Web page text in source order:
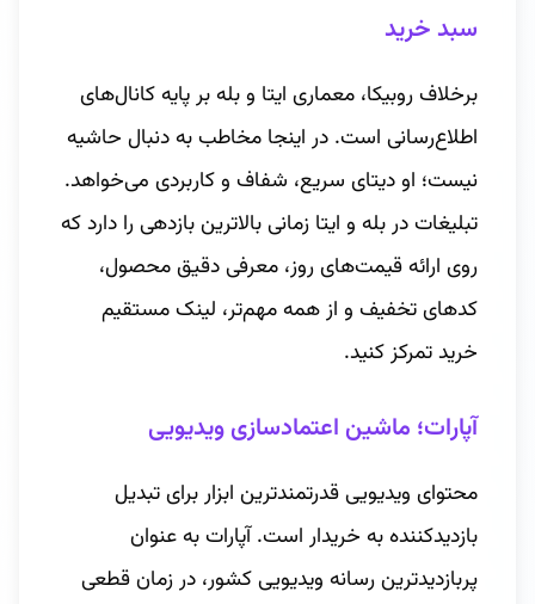
سبد خرید
برخلاف روبیکا، معماری ایتا و بله بر پایه کانال‌های
اطلاع‌رسانی است. در اینجا مخاطب به دنبال حاشیه
نیست؛ او دیتای سریع، شفاف و کاربردی می‌خواهد.
تبلیغات در بله و ایتا زمانی بالاترین بازدهی را دارد که
روی ارائه قیمت‌های روز، معرفی دقیق محصول،
کدهای تخفیف و از همه مهم‌تر، لینک مستقیم
خرید تمرکز کنید.
آپارات؛ ماشین اعتمادسازی ویدیویی
محتوای ویدیویی قدرتمندترین ابزار برای تبدیل
بازدیدکننده به خریدار است. آپارات به عنوان
پربازدیدترین رسانه ویدیویی کشور، در زمان قطعی